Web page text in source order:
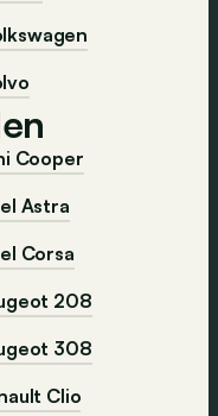
Cooper
Astra
Corsa
208
308
Clio